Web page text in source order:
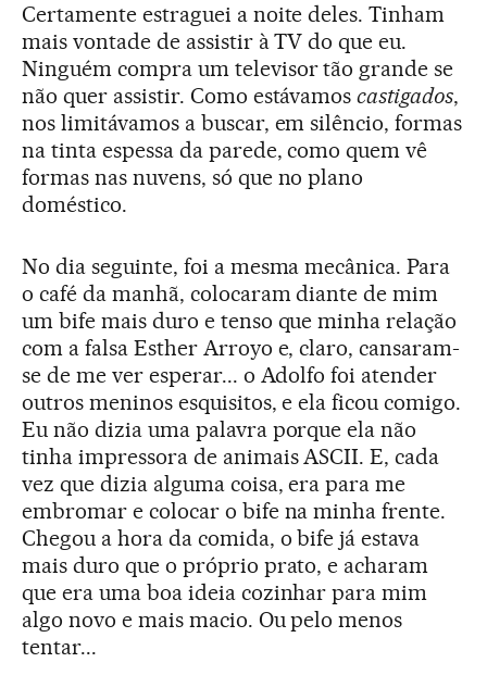
Certamente estraguei a noite deles. Tinham
mais vontade de assistir à TV do que eu.
Ninguém compra um televisor tão grande se
não quer assistir. Como estávamoscastigados,
nos limitávamos a buscar, em silêncio, formas
na tinta espessa da parede, como quem vê
formas nas nuvens, só que no plano
doméstico.
No dia seguinte, foi a mesma mecânica. Para
o café da manhã, colocaram diante de mim
um bife mais duro e tenso que minha relação
com a falsa Esther Arroyo e, claro, cansaram-
se de me ver esperar... o Adolfo foi atender
outros meninos esquisitos, e ela ficou comigo.
Eu não dizia uma palavra porque ela não
tinha impressora de animais ASCII. E, cada
vez que dizia alguma coisa, era para me
embromar e colocar o bife na minha frente.
Chegou a hora da comida, o bife já estava
mais duro que o próprio prato, e acharam
que era uma boa ideia cozinhar para mim
algo novo e mais macio. Ou pelo menos
tentar...